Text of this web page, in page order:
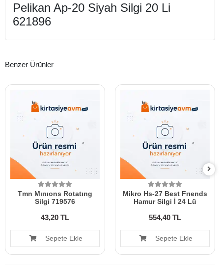
Pelikan Ap-20 Siyah Silgi 20 Li
621896
Benzer Ürünler
Tmn Mınıons Rotatıng
Silgi 719576
43,20 TL
Sepete Ekle
Mikro Hs-27 Best Frıends
Hamur Silgi İ 24 Lü
554,40 TL
Sepete Ekle